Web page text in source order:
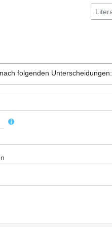
folgenden Unterscheidungen: